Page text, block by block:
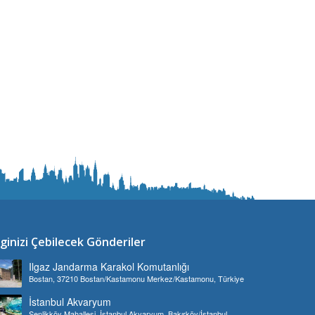
Çebilecek Gönderiler
Ilgaz Jandarma Karakol Komutanlığı
Bostan, 37210 Bostan/Kastamonu Merkez/Kastamonu, Türkiye
İstanbul Akvaryum